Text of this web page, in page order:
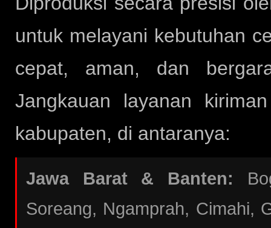
untuk melayani kebutuhan
cepat, aman, dan
Jangkauan layanan
kabupaten, di antaranya:
Jawa Barat & Banten:
Soreang, Ngamprah, Cimahi,